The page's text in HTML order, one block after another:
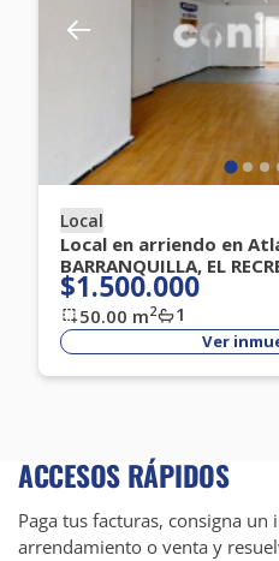
Local
Local en arriendo en
BARRANQUILLA, EL
$1.500.000
50.00 m2 1
Ver
ACCESOS RÁPIDOS
Paga tus facturas, consigna un
arrendamiento o venta y